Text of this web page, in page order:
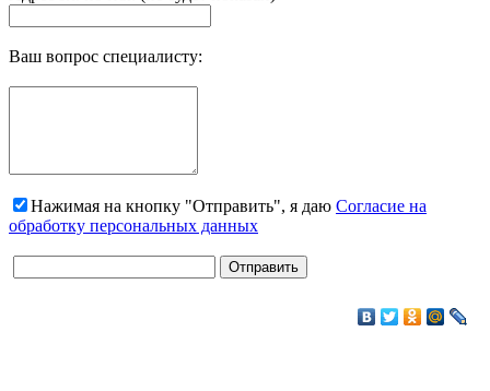
Ваш вопрос специалисту:
Нажимая на кнопку "Отправить", я даю Согласие на
обработку персональных данных